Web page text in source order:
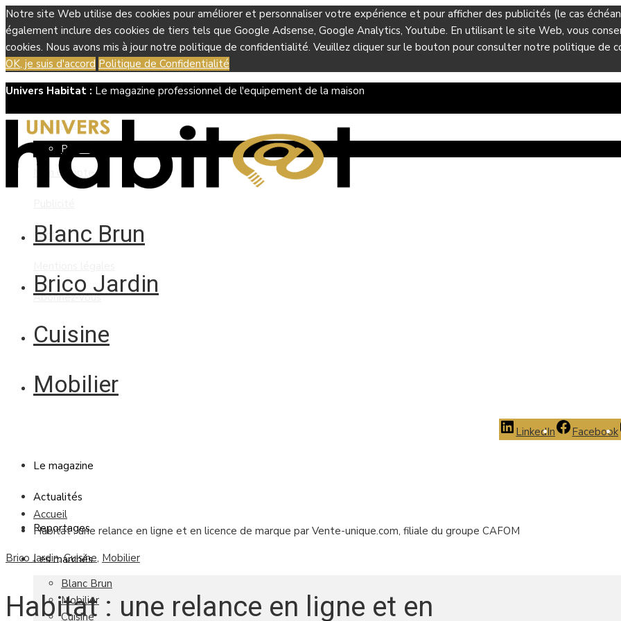
Notre site Web utilise des cookies pour améliorer et personnaliser votre expérience et pour afficher des publicités (le cas
également inclure des cookies de tiers tels que Google Adsense, Google Analytics, Youtube. En utilisant le site Web, vous
cookies. Nous avons mis à jour notre politique de confidentialité. Veuillez cliquer sur le bouton pour consulter notre politique de
OK, je suis d'accord Politique de Confidentialité
Univers Habitat : Le magazine professionnel de l'equipement de la maison
Boutique
Panier
Mon compte
Contact
Abonnez-vous
Blanc Brun
Brico Jardin
Cuisine
Mobilier
LinkedIn Facebook
Le magazine
Actualités
Reportages
Les marchés
Blanc Brun
Mobilier
Cuisine
Accueil
Habitat : une relance en ligne et en licence de marque par Vente-unique.com, filiale du groupe CAFOM
Brico Jardin,Cuisine, Mobilier
Habitat : une relance en ligne et en